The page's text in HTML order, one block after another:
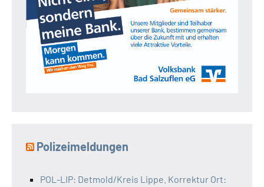
Polizeimeldungen
POL-LIP: Detmold/Kreis Lippe. Korrektur Ort: